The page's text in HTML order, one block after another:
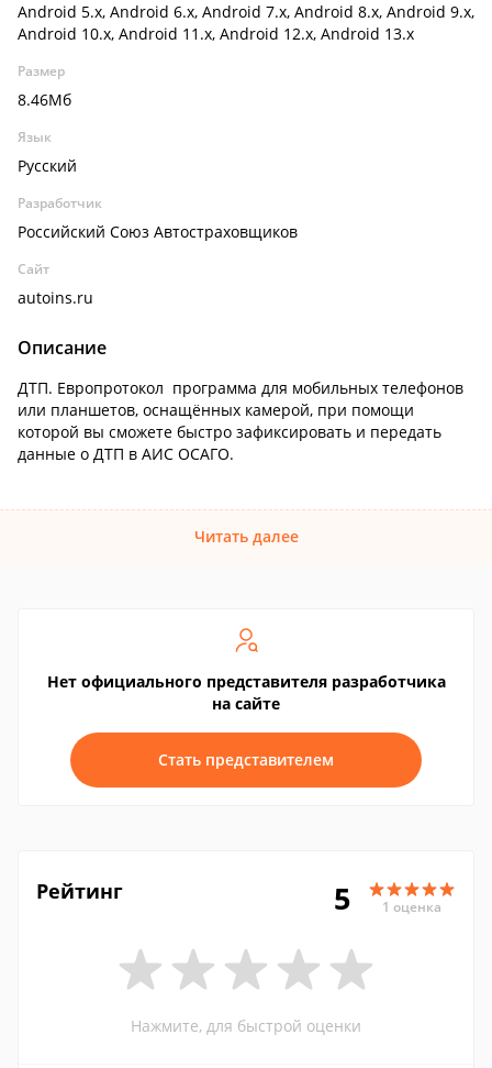
Android 5.x, Android 6.x, Android 7.x, Android 8.x, Android 9.x,
Android 10.x, Android 11.x, Android 12.x, Android 13.x
Размер
8.46Мб
Язык
Русский
Разработчик
Российский Союз Автостраховщиков
Сайт
autoins.ru
Описание
ДТП. Европротокол программа для мобильных телефонов
или планшетов, оснащённых камерой, при помощи
которой вы сможете быстро зафиксировать и передать
данные о ДТП в АИС ОСАГО.
Читать далее
Нет официального представителя разработчика
на сайте
Стать представителем
Рейтинг 5 1 оценка
Нажмите, для быстрой оценки